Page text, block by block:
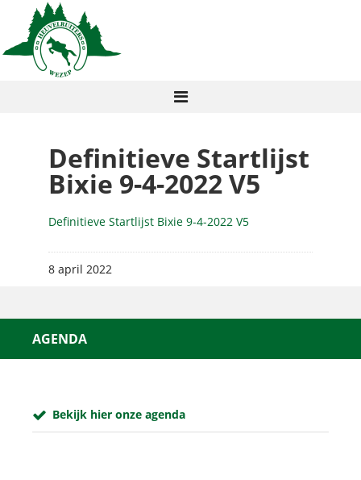
Definitieve Startlijst
Bixie 9-4-2022 V5
Definitieve Startlijst Bixie 9-4-2022 V5
8 april 2022
AGENDA
Bekijk hier onze agenda